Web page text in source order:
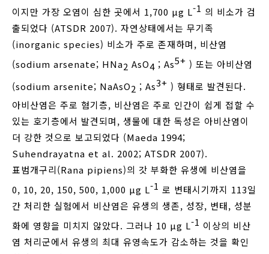
이지만 가장 오염이 심한 곳에서 1,700 μg L-1 의 비소가 검
출되었다 (ATSDR 2007). 자연상태에서는 무기족
(inorganic species) 비소가 주로 존재하며, 비산염
(sodium arsenate; HNa2 AsO4 ; As5+ ) 또는 아비산염
(sodium arsenite; NaAsO2 ; As3+ ) 형태로 발견된다.
아비산염은 주로 혐기층, 비산염은 주로 인간이 쉽게 접할 수
있는 호기층에서 발견되며, 생물에 대한 독성은 아비산염이
더 강한 것으로 보고되었다 (Maeda 1994;
Suhendrayatna et al. 2002; ATSDR 2007).
표범개구리(Rana pipiens)의 갓 부화한 유생에 비산염을
0, 10, 20, 150, 500, 1,000 μg L-1 로 변태시기까지 113일
간 처리한 실험에서 비산염은 유생의 생존, 성장, 변태, 성분
화에 영향을 미치지 않았다. 그러나 10 μg L-1 이상의 비산
염 처리군에서 유생의 최대 유영속도가 감소하는 것을 확인